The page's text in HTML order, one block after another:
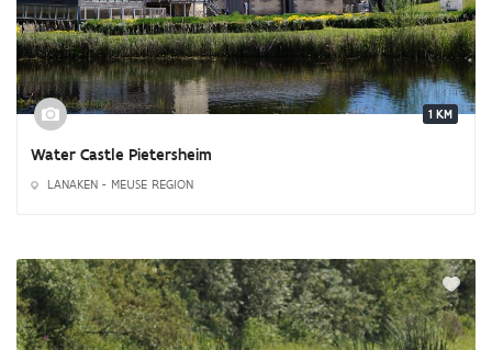
1 KM
Water Castle Pietersheim
LANAKEN - MEUSE REGION